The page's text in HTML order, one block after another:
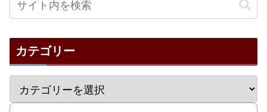
カテゴリー